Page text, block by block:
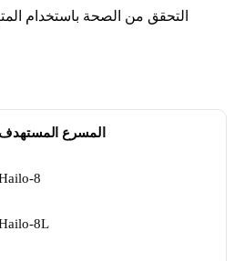
التحقق من الصحة باستخدام
المسرع المستهدف
8
8L